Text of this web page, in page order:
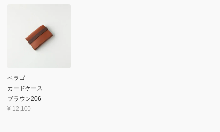
ベラゴ
カードケース
ブラウン206
¥ 12,100